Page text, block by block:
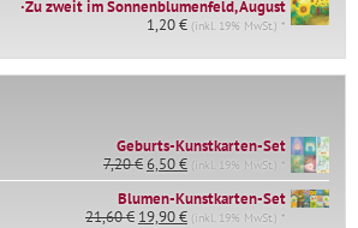
∙Zu zweit im Sonnenblumenfeld, August
1,20€ (inkl. 19% MwSt.) *
Geburts-Kunstkarten-Set
7,20€Ursprünglicher
Preis
war:
7,20 €
6,50€Aktueller
Preis
ist:
6,50 €.
(inkl. 19% MwSt.) *
Blumen-Kunstkarten-Set
21,60€ Ursprünglicher
19,90€Aktueller
(inkl. 19% MwSt.) *